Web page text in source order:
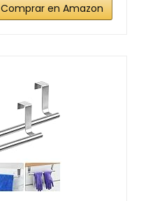
Comprar en Amazon